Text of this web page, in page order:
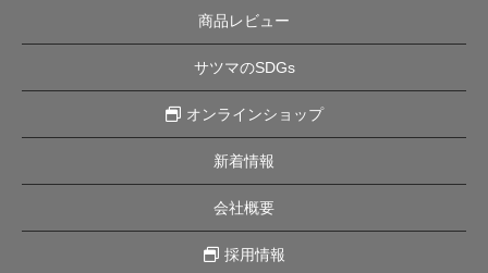
商品レビュー
サツマのSDGs
オンラインショップ
新着情報
会社概要
採用情報